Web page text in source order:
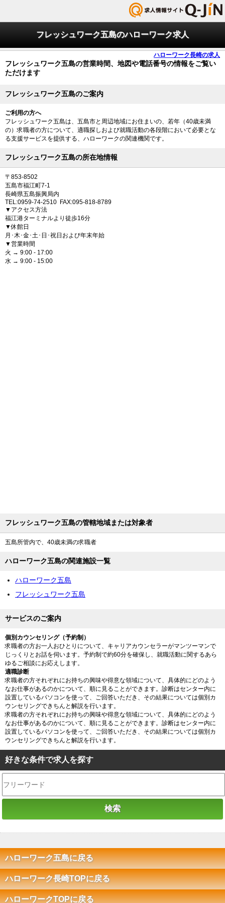
フレッシュワーク五島のハローワーク求人
ハローワーク長崎の求人
フレッシュワーク五島の営業時間、地図や電話番号の情報をご覧い
ただけます
フレッシュワーク五島のご案内
ご利用の方へ
フレッシュワーク五島は、五島市と周辺地域にお住まいの、若年（40歳未満
の）求職者の方について、適職探しおよび就職活動の各段階において必要とな
る支援サービスを提供する、ハローワークの関連機関です。
フレッシュワーク五島の所在地情報
〒853-8502
五島市福江町7-1
長崎県五島振興局内
TEL:0959-74-2510 FAX:095-818-8789
▼アクセス方法
福江港ターミナルより徒歩16分
▼休館日
月･木･金･土･日･祝日および年末年始
▼営業時間
火 → 9:00 - 17:00
水 → 9:00 - 15:00
フレッシュワーク五島の管轄地域または対象者
五島所管内で、40歳未満の求職者
ハローワーク五島の関連施設一覧
ハローワーク五島
フレッシュワーク五島
サービスのご案内
個別カウンセリング（予約制）
求職者の方お一人おひとりについて、キャリアカウンセラーがマンツーマンで
じっくりとお話を伺います。予約制で約60分を確保し、就職活動に関するあら
ゆるご相談にお応えします。
適職診断
求職者の方それぞれにお持ちの興味や得意な領域について、具体的にどのよう
なお仕事があるのかについて、順に見ることができます。診断はセンター内に
設置しているパソコンを使って、ご回答いただき、その結果については個別カ
ウンセリングできちんと解説を行います。
求職者の方それぞれにお持ちの興味や得意な領域について、具体的にどのよう
なお仕事があるのかについて、順に見ることができます。診断はセンター内に
設置しているパソコンを使って、ご回答いただき、その結果については個別カ
ウンセリングできちんと解説を行います。
好きな条件で求人を探す
ハローワーク五島に戻る
ハローワーク長崎TOPに戻る
ハローワークTOPに戻る